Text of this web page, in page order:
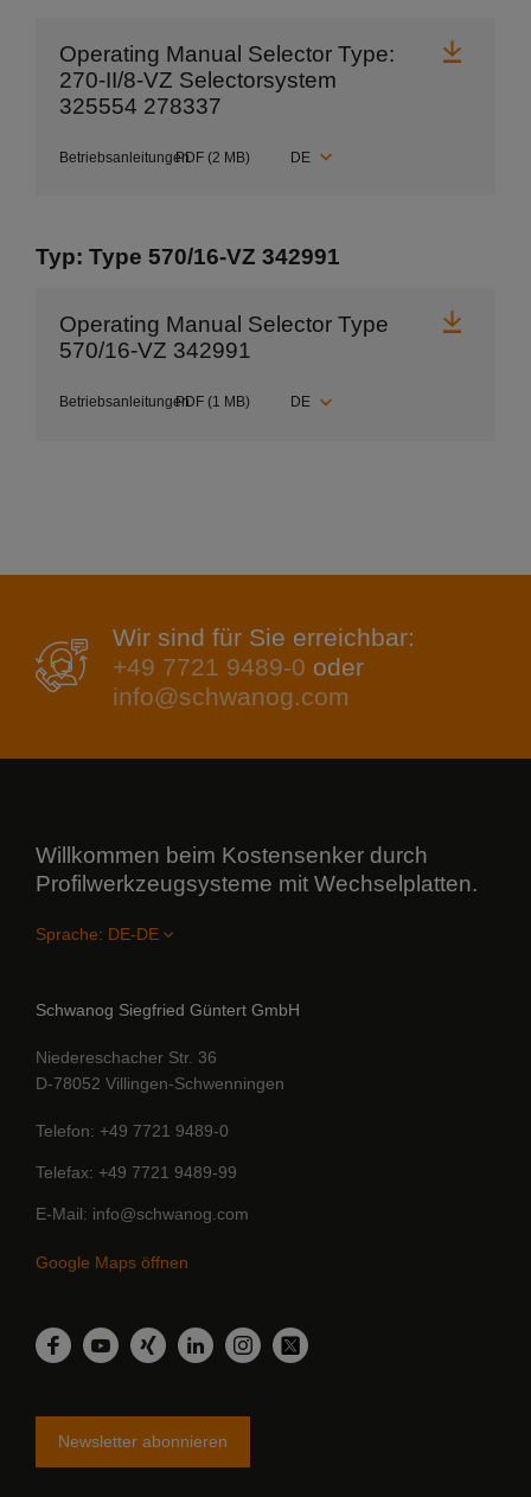
Operating Manual Selector Type:
270-II/8-VZ Selectorsystem
325554 278337
BetriebsanleitungenPDF (2 MB)
Typ: Type 570/16-VZ 342991
Operating Manual Selector Type
570/16-VZ 342991
BetriebsanleitungenPDF (1 MB)
Wir sind für Sie erreichbar:
+49 7721 9489-0 oder
info@schwanog.com
Willkommen beim Kostensenker durch
Profilwerkzeugsysteme mit Wechselplatten.
Sprache:
Schwanog Siegfried Güntert GmbH
Niedereschacher Str. 36
D-78052 Villingen-Schwenningen
Telefon +49 7721 9489-0
Telefax +49 7721 9489-99
E-Mail info@schwanog.com
Google Maps öffnen
Facebook
YouTubeXing LinkedInInstagram
Twitter
Newsletter abonnieren